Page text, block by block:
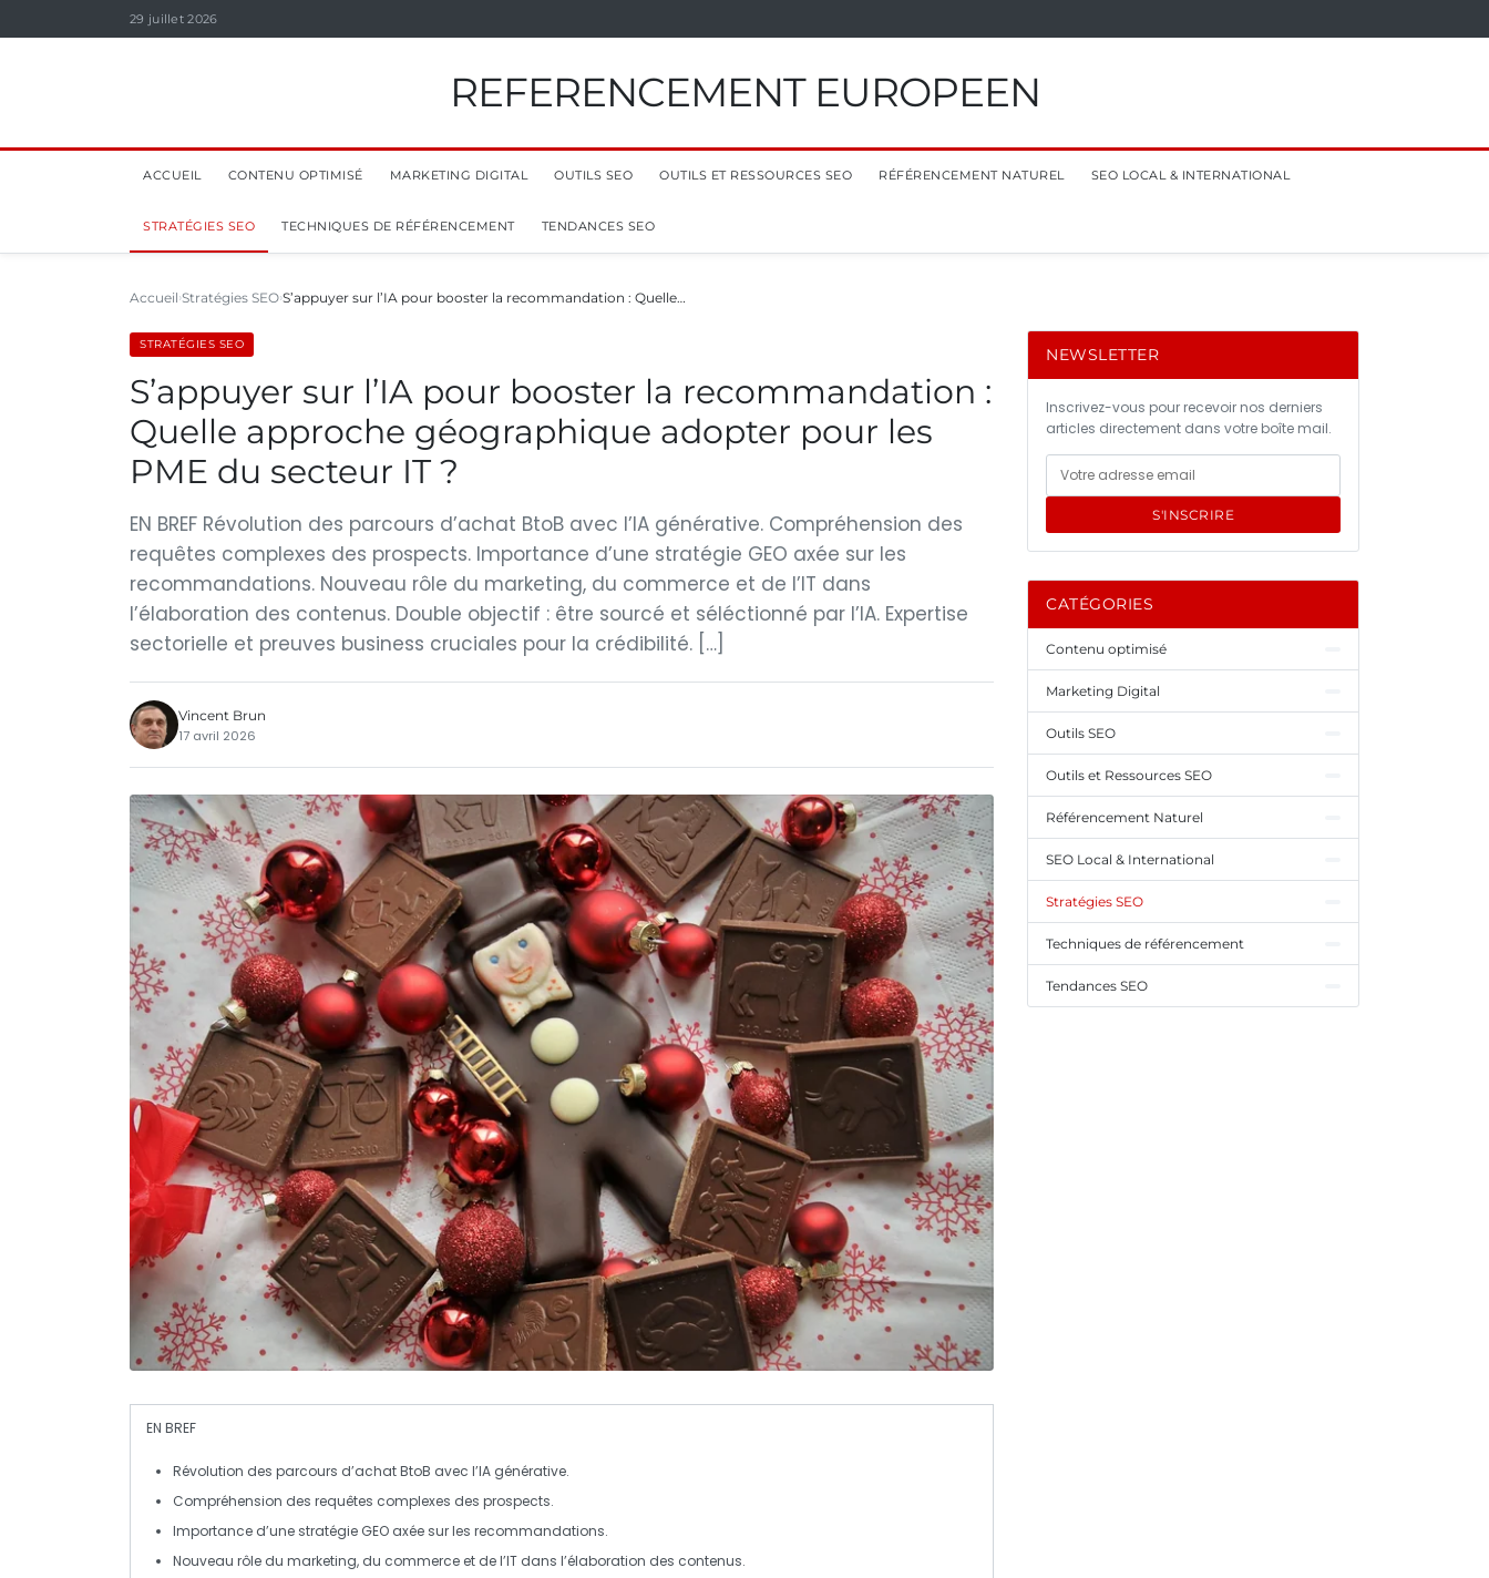
29 juillet 2026
REFERENCEMENT EUROPEEN
ACCUEIL CONTENU OPTIMISÉ MARKETING DIGITAL OUTILS SEO OUTILS ET RESSOURCES SEO RÉFÉRENCEMENT NATUREL SEO LOCAL & INTERNATIONAL
STRATÉGIES SEO TECHNIQUES DE RÉFÉRENCEMENT TENDANCES SEO
Accueil Stratégies SEO S’appuyer sur l’IA pour booster la recommandation : Quelle…
STRATÉGIES SEO
S’appuyer sur l’IA pour booster la recommandation :
Quelle approche géographique adopter pour les
PME du secteur IT ?
EN BREF Révolution des parcours d’achat BtoB avec l’IA générative. Compréhension des
requêtes complexes des prospects. Importance d’une stratégie GEO axée sur les
recommandations. Nouveau rôle du marketing, du commerce et de l’IT dans
l’élaboration des contenus. Double objectif : être sourcé et séléctionné par l’IA. Expertise
sectorielle et preuves business cruciales pour la crédibilité. […]
Vincent Brun
17 avril 2026
EN BREF
Révolution des parcours d’achatBtoB avec l’IA générative.
Compréhension des requêtes complexes des prospects.
Importance d’une stratégie GEO axée sur les recommandations.
Nouveau rôle du marketing, du commerce et de l’IT dans l’élaboration des contenus.
NEWSLETTER
Inscrivez-vous pour recevoir nos derniers
articles directement dans votre boîte mail.
S'INSCRIRE
CATÉGORIES
Contenu optimisé
Marketing Digital
Outils SEO
Outils et Ressources SEO
Référencement Naturel
SEO Local & International
Stratégies SEO
Techniques de référencement
Tendances SEO